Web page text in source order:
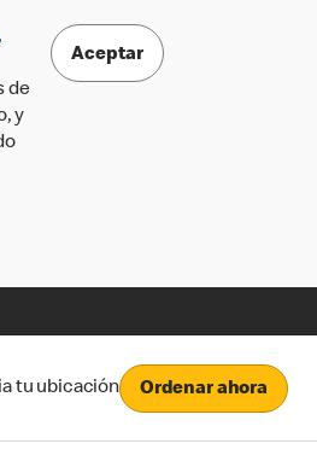
,
de
y
Aceptar
tu ubicación Ordenar ahora